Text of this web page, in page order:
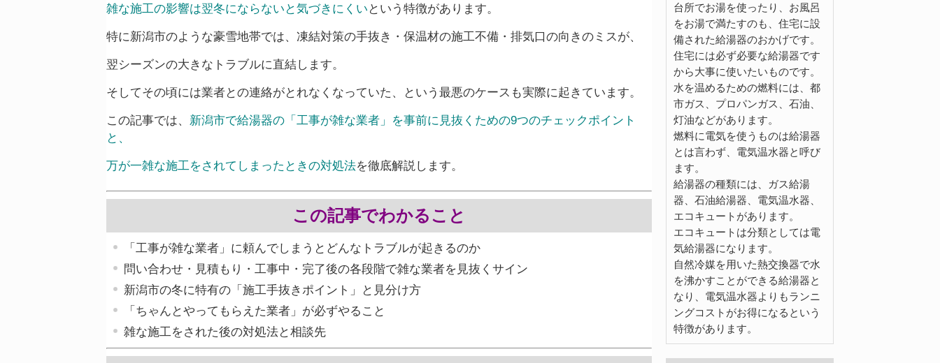
雑な施工の影響は翌冬にならないと気づきにくい という特徴があります。
特に新潟市のような豪雪地帯では、凍結対策の手抜き・保温材の施工不備・排気口の向きのミスが、
翌シーズンの大きなトラブルに直結します。
そしてその頃には業者との連絡がとれなくなっていた、という最悪のケースも実際に起きています。
この記事では、 新潟市で給湯器の「工事が雑な業者」を事前に見抜くための9つのチェックポイント
と、
万が一雑な施工をされてしまったときの対処法を徹底解説します。
この記事でわかること
「工事が雑な業者」に頼んでしまうとどんなトラブルが起きるのか
問い合わせ・見積もり・工事中・完了後の各段階で雑な業者を見抜くサイン
新潟市の冬に特有の「施工手抜きポイント」と見分け方
「ちゃんとやってもらえた業者」が必ずやること
雑な施工をされた後の対処法と相談先
台所でお湯を使ったり、お風呂
をお湯で満たすのも、住宅に設
備された給湯器のおかげです。
住宅には必ず必要な給湯器です
から大事に使いたいものです。
水を温めるための燃料には、都
市ガス、プロパンガス、石油、
灯油などがあります。
燃料に電気を使うものは給湯器
とは言わず、電気温水器と呼び
ます。
給湯器の種類には、ガス給湯
器、石油給湯器、電気温水器、
エコキュートがあります。
エコキュートは分類としては電
気給湯器になります。
自然冷媒を用いた熱交換器で水
を沸かすことができる給湯器と
なり、電気温水器よりもランニ
ングコストがお得になるという
特徴があります。